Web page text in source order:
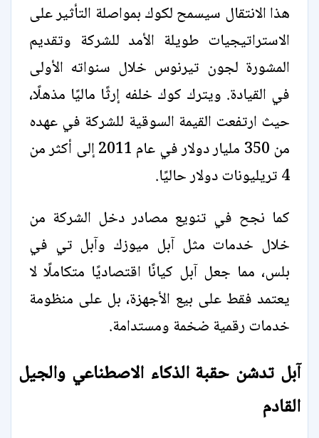
هذا الانتقال سيسمح لكوك بمواصلة التأثير على
الاستراتيجيات طويلة الأمد للشركة وتقديم
المشورة لجون تيرنوس خلال سنواته الأولى
في القيادة. ويترك كوك خلفه إرثًا ماليًا مذهلًا،
حيث ارتفعت القيمة السوقية للشركة في عهده
من 350 مليار دولار في عام 2011 إلى أكثر من
4 تريليونات دولار حاليًا.
كما نجح في تنويع مصادر دخل الشركة من
خلال خدمات مثل آبل ميوزك وآبل تي في
بلس، مما جعل آبل كيانًا اقتصاديًا متكاملًا لا
يعتمد فقط على بيع الأجهزة، بل على منظومة
خدمات رقمية ضخمة ومستدامة.
آبل تدشن حقبة الذكاء الاصطناعي والجيل
القادم